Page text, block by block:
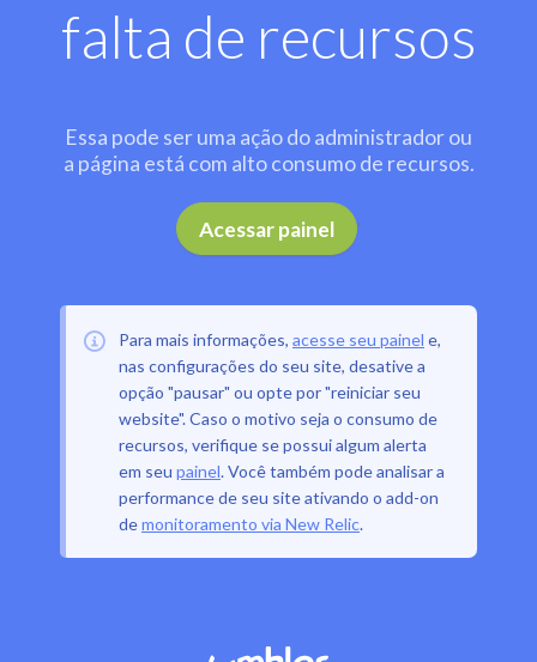
falta de recursos
Essa pode ser uma ação do administrador ou
a página está com alto consumo de recursos.
Acessar painel .
Para mais informações, acesse seu painel e,
nas configurações do seu site, desative a
opção "pausar" ou opte por "reiniciar seu
website". Caso o motivo seja o consumo de
recursos, verifique se possui algum alerta
em seu painel. Você também pode analisar a
performance de seu site ativando o add-on
demonitoramento via New Relic.